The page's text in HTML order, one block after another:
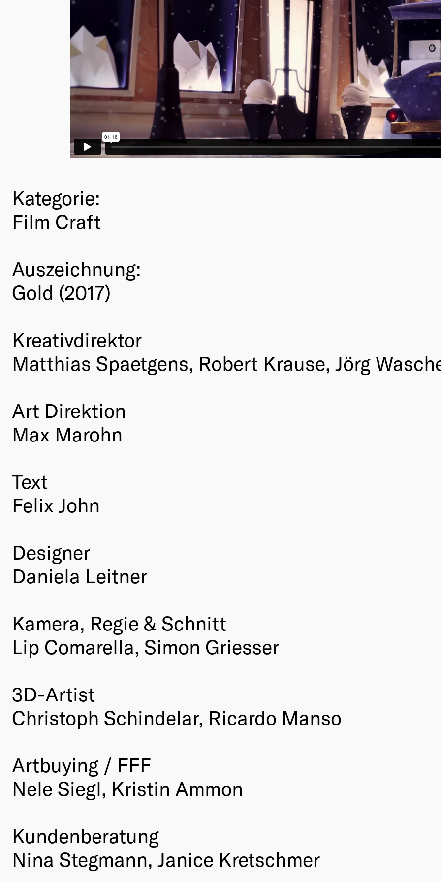
Kategorie:
Film Craft
Auszeichnung:
Gold (2017)
Kreativdirektor
Matthias Spaetgens, Robert Krause, Jörg
Art Direktion
Max Marohn
Text
Felix John
Designer
Daniela Leitner
Kamera, Regie & Schnitt
Lip Comarella, Simon Griesser
3D-Artist
Christoph Schindelar, Ricardo Manso
Artbuying / FFF
Nele Siegl, Kristin Ammon
Kundenberatung
Nina Stegmann, Janice Kretschmer